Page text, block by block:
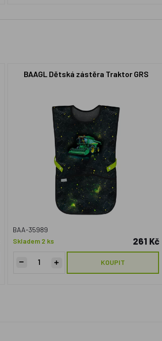
BAAGL Dětská zástěra Traktor GRS
BAA-35989
Skladem 2 ks
261 Kč
KOUPIT